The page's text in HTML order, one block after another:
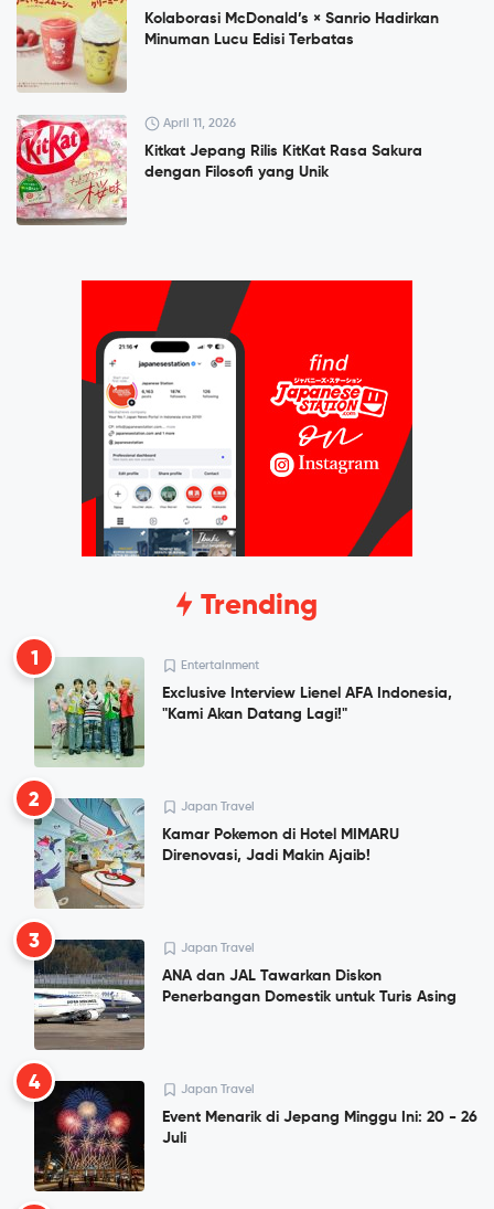
Kolaborasi McDonald’s × Sanrio Hadirkan
Minuman Lucu Edisi Terbatas
April 11, 2026
Kitkat Jepang Rilis KitKat Rasa Sakura
dengan Filosofi yang Unik
Trending
1 Entertainment
Exclusive Interview Lienel AFA Indonesia,
"Kami Akan Datang Lagi!"
2 Japan Travel
Kamar Pokemon di Hotel MIMARU
Direnovasi, Jadi Makin Ajaib!
3 Japan Travel
ANA dan JAL Tawarkan Diskon
Penerbangan Domestik untuk Turis Asing
4 Japan Travel
Event Menarik di Jepang Minggu Ini: 20 - 26
Juli